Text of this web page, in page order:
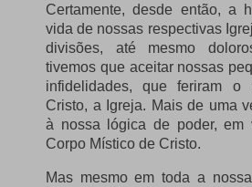
Certamente, desde então, a
vida de nossas respectivas
divisões, até mesmo
tivemos que aceitar nossas
infidelidades, que feriram o
Cristo, a Igreja. Mais de uma
à nossa lógica de poder, em
Corpo Místico de Cristo.
Mas mesmo em toda a